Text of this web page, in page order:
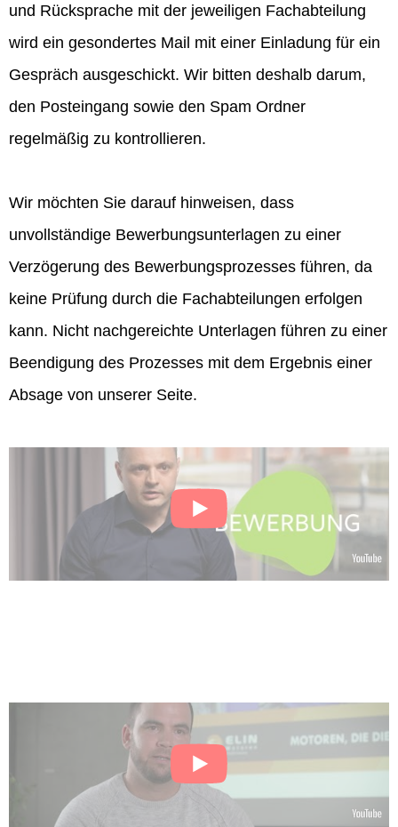
und Rücksprache mit der jeweiligen Fachabteilung
wird ein gesondertes Mail mit einer Einladung für ein
Gespräch ausgeschickt. Wir bitten deshalb darum,
den Posteingang sowie den Spam Ordner
regelmäßig zu kontrollieren.
Wir möchten Sie darauf hinweisen, dass
unvollständige Bewerbungsunterlagen zu einer
Verzögerung des Bewerbungsprozesses führen, da
keine Prüfung durch die Fachabteilungen erfolgen
kann. Nicht nachgereichte Unterlagen führen zu einer
Beendigung des Prozesses mit dem Ergebnis einer
Absage von unserer Seite.